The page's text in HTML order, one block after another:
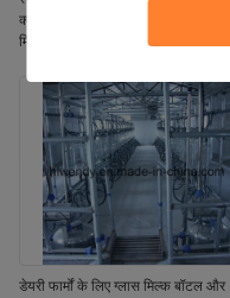
क्लस्टर रिमूवल सिस्टम, जिसमें स्वचालित
मिल्किंग, एडजस्टेबल पल्सेशन फ्रीक्वेंसी और
डेयरी फार्मों के लिए ग्लास मिल्क बॉटल और